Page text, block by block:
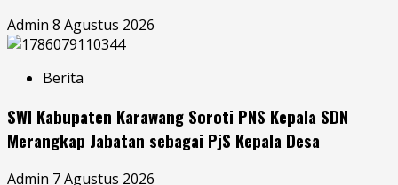
Admin 8 Agustus 2026
Berita
SWI Kabupaten Karawang Soroti PNS Kepala SDN
Merangkap Jabatan sebagai PjS Kepala Desa
Admin 7 Agustus 2026